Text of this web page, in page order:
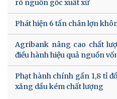
rõ nguồn gốc xuất xứ
Phát hiện 6 tấn chân lợn
Agribank nâng cao chất
điều hành hiệu quả nguồn
Phạt hành chính gần 1,8 tỉ
xăng dầu kém chất lượng